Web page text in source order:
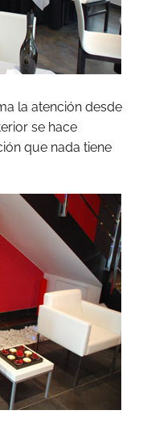
la atención desde
se hace
que nada tiene